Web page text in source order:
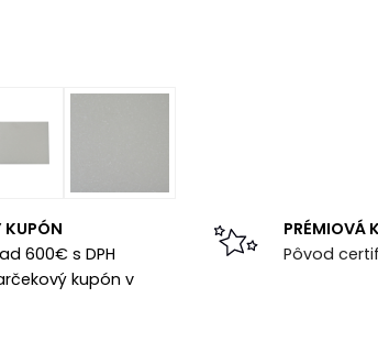
KUPÓN
600€ s DPH
kupón v
PRÉMIOVÁ
Pôvod